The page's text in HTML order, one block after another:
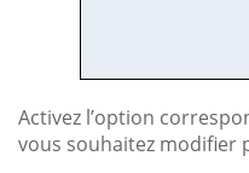
Activez l’option
vous souhaitez modifier